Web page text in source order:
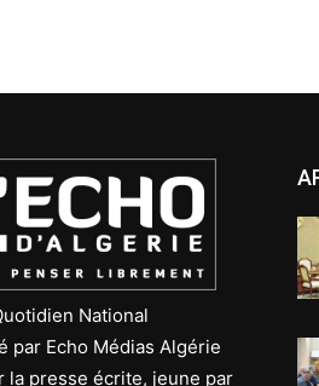
National
par Echo Médias Algérie
la presse écrite, jeune par